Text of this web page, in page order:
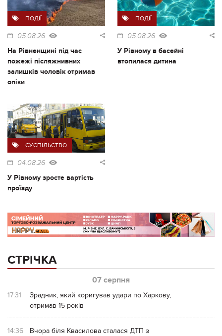
ПОДІЇ
05.08.26
На Рівненщині під час
пожежі післяжнивних
залишків чоловік отримав
опіки
ПОДІЇ
05.08.26
У Рівному в басейні
втопилася дитина
СУСПІЛЬСТВО
04.08.26
У Рівному зросте вартість
проїзду
СТРІЧКА
07 серпня
17:31
Зрадник, який коригував удари по Харкову,
отримав 15 років
14:36
Вчора біля Квасилова сталася ДТП з